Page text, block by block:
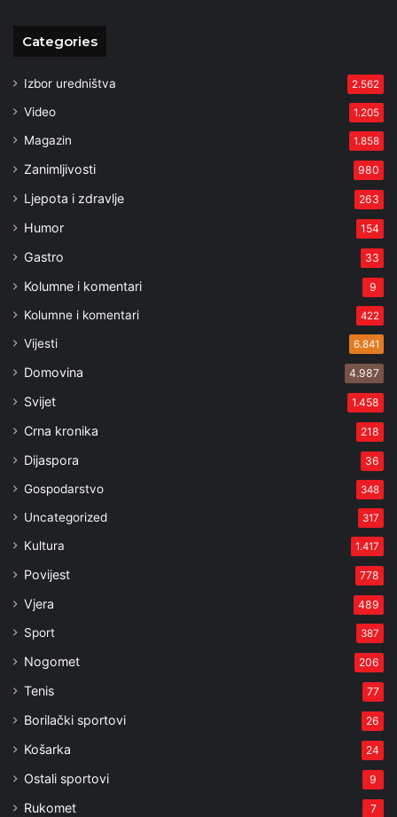
Categories
Izbor uredništva 2.562
Video 1.205
Magazin 1.858
Zanimljivosti 980
Ljepota i zdravlje 263
Humor 154
Gastro 33
Kolumne i komentari 9
Kolumne i komentari 422
Vijesti 6.841
Domovina 4.987
Svijet 1.458
Crna kronika 218
Dijaspora 36
Gospodarstvo 348
Uncategorized 317
Kultura 1.417
Povijest 778
Vjera 489
Sport 387
Nogomet 206
Tenis 77
Borilački sportovi 26
Košarka 24
Ostali sportovi 9
Rukomet 7